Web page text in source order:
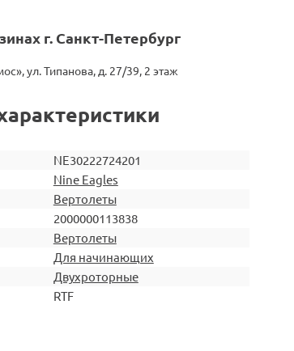
г. Санкт-Петербург
ул. Типанова, д. 27/39, 2 этаж
NE30222724201
Nine Eagles
Вертолеты
2000000113838
Вертолеты
Для начинающих
Двухроторные
RTF